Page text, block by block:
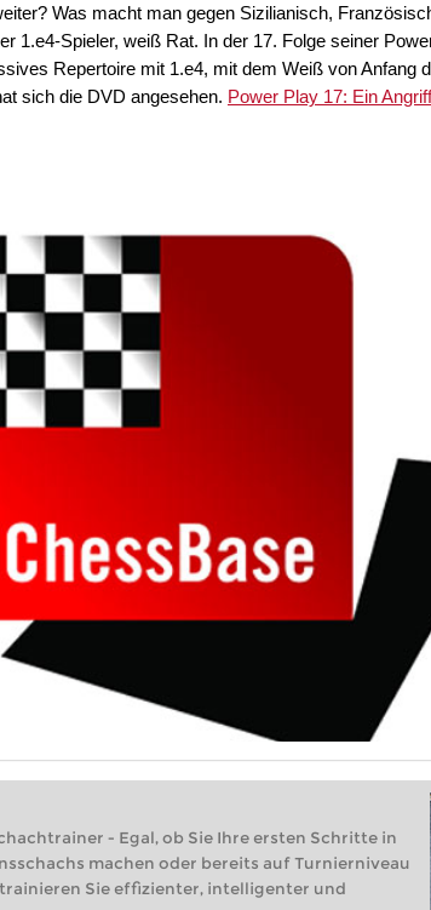
Was macht man gegen Sizilianisch,
1.e4-Spieler, weiß Rat. In der 17. Folge seiner
Repertoire mit 1.e4, mit dem Weiß von Anfang
sich die DVD angesehen. Power Play 17: Ein
- Egal, ob Sie Ihre ersten Schritte in
machen oder bereits auf Turnierniveau
trainieren Sie effizienter, intelligenter und